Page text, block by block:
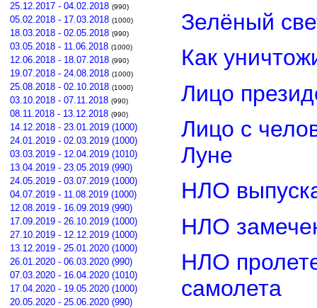
25.12.2017 - 04.02.2018 (990)
05.02.2018 - 17.03.2018 (1000)
18.03.2018 - 02.05.2018 (990)
03.05.2018 - 11.06.2018 (1000)
12.06.2018 - 18.07.2018 (990)
19.07.2018 - 24.08.2018 (1000)
25.08.2018 - 02.10.2018 (1000)
03.10.2018 - 07.11.2018 (990)
08.11.2018 - 13.12.2018 (990)
14.12.2018 - 23.01.2019 (1000)
24.01.2019 - 02.03.2019 (1000)
03.03.2019 - 12.04.2019 (1010)
13.04.2019 - 23.05.2019 (990)
24.05.2019 - 03.07.2019 (1000)
04.07.2019 - 11.08.2019 (1000)
12.08.2019 - 16.09.2019 (990)
17.09.2019 - 26.10.2019 (1000)
27.10.2019 - 12.12.2019 (1000)
13.12.2019 - 25.01.2020 (1000)
26.01.2020 - 06.03.2020 (990)
07.03.2020 - 16.04.2020 (1010)
17.04.2020 - 19.05.2020 (1000)
20.05.2020 - 25.06.2020 (990)
Зелёный
Как
Лицо
Лицо с
Луне
НЛО
НЛО
НЛО
самолета